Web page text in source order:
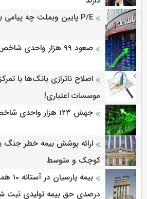
P/E پایین وبملت چه پیامی برای سهامداران دارد؟
صعود ۹۹ هزار واحدی شاخص بورس
اصلاح ناترازی بانک‌ها با
موسسات اعتباری!
جهش ۱۲۳ هزار واحدی شاخص بورس
ارائه پوشش بیمه خطر جنگ
کوچک و متوسط
درصدی حق بیمه تولیدی ثبت